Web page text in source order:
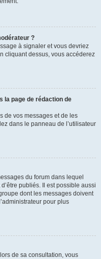
?
à signaler et vous devriez
cliquant dessus, vous accéderez
la page de rédaction de
de vos messages et de les
dans le panneau de l’utilisateur
du forum dans lequel
publiés. Il est possible aussi
dont les messages doivent
pour plus
de sa consultation, vous